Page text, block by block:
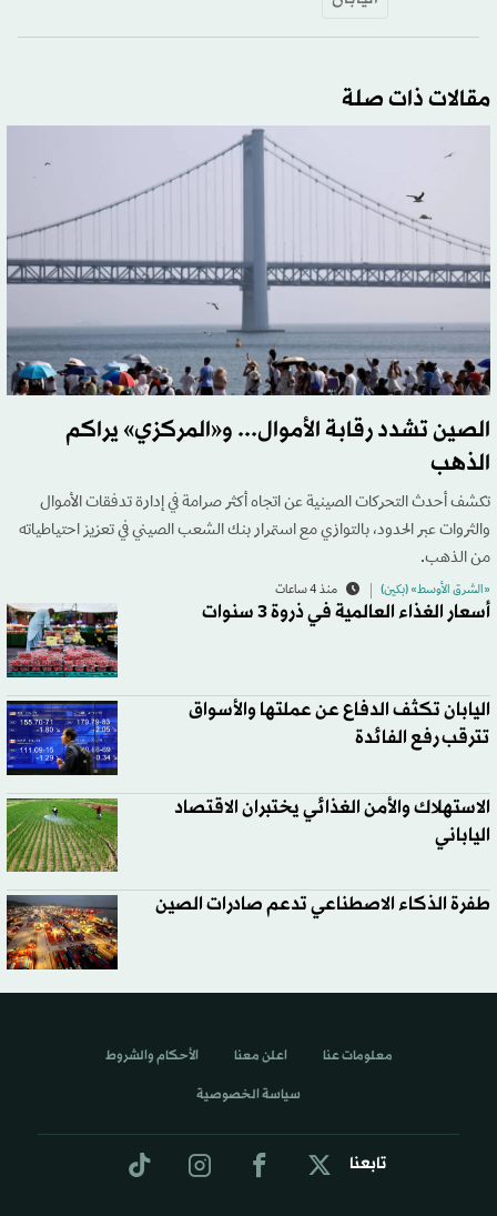
مقالات ذات صلة
الصين تشدد رقابة الأموال... و«المركزي» يراكم
الذهب
تكشف أحدث التحركات الصينية عن اتجاه أكثر صرامة في إدارة تدفقات الأموال
والثروات عبر الحدود، بالتوازي مع استمرار بنك الشعب الصيني في تعزيز احتياطياته
من الذهب.
«الشرق الأوسط» (بكين) منذ 4 ساعات
أسعار الغذاء العالمية في ذروة 3 سنوات
اليابان تكثف الدفاع عن عملتها والأسواق
تترقب رفع الفائدة
الاستهلاك والأمن الغذائي يختبران الاقتصاد
الياباني
طفرة الذكاء الاصطناعي تدعم صادرات الصين
تابعنا
معلومات عنا اعلن معنا الأحكام والشروط
سياسة الخصوصية